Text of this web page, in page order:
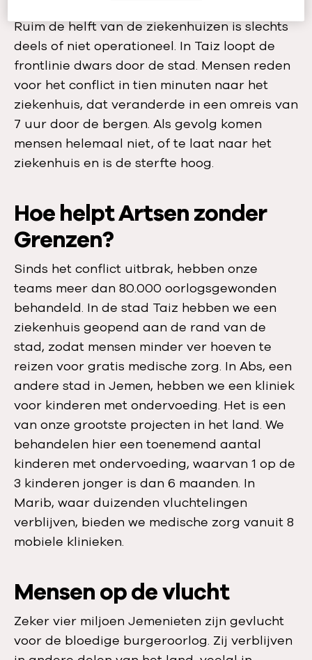
Ruim de helft van de ziekenhuizen is slechts
deels of niet operationeel. In Taiz loopt de
frontlinie dwars door de stad. Mensen reden
voor het conflict in tien minuten naar het
ziekenhuis, dat veranderde in een omreis van
7 uur door de bergen. Als gevolg komen
mensen helemaal niet, of te laat naar het
ziekenhuis en is de sterfte hoog.
Hoe helpt Artsen zonder
Grenzen?
Sinds het conflict uitbrak, hebben onze
teams meer dan 80.000 oorlogsgewonden
behandeld. In de stad Taiz hebben we een
ziekenhuis geopend aan de rand van de
stad, zodat mensen minder ver hoeven te
reizen voor gratis medische zorg. In Abs, een
andere stad in Jemen, hebben we een kliniek
voor kinderen met ondervoeding. Het is een
van onze grootste projecten in het land. We
behandelen hier een toenemend aantal
kinderen met ondervoeding, waarvan 1 op de
3 kinderen jonger is dan 6 maanden. In
Marib, waar duizenden vluchtelingen
verblijven, bieden we medische zorg vanuit 8
mobiele klinieken.
Mensen op de vlucht
Zeker vier miljoen Jemenieten zijn gevlucht
voor de bloedige burgeroorlog. Zij verblijven